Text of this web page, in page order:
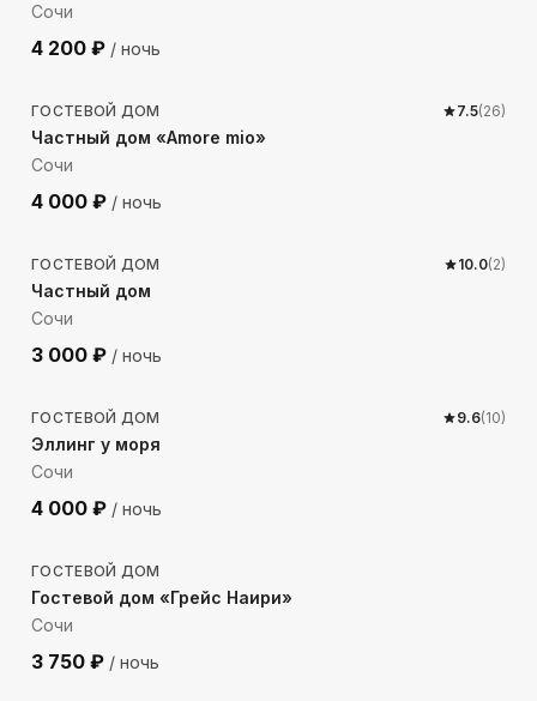
Сочи
4 200 ₽ / ночь
473м до моря
ГОСТЕВОЙ ДОМ 7.5(26)
Частный дом «Amore mio»
Сочи
4 000 ₽ / ночь
449м до моря
ГОСТЕВОЙ ДОМ 10.0(2)
Частный дом
Сочи
3 000 ₽ / ночь
42 м до моря
ГОСТЕВОЙ ДОМ 9.6(10)
Эллинг у моря
Сочи
4 000 ₽ / ночь
787м до моря
ГОСТЕВОЙ ДОМ
Гостевой дом «Грейс Наири»
Сочи
3 750 ₽ / ночь
739м до моря